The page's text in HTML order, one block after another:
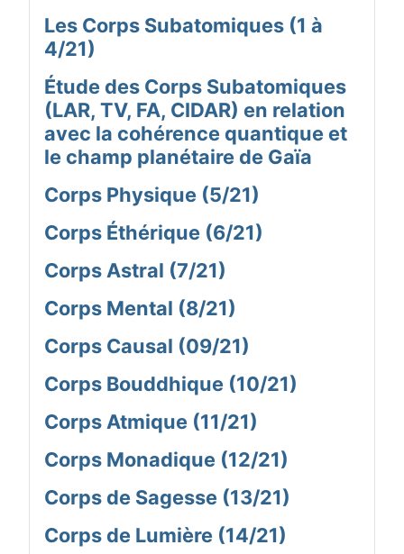
Les Corps Subatomiques (1 à
4/21)
Étude des Corps Subatomiques
(LAR, TV, FA, CIDAR) en relation
avec la cohérence quantique et
le champ planétaire de Gaïa
Corps Physique (5/21)
Corps Éthérique (6/21)
Corps Astral (7/21)
Corps Mental (8/21)
Corps Causal (09/21)
Corps Bouddhique (10/21)
Corps Atmique (11/21)
Corps Monadique (12/21)
Corps de Sagesse (13/21)
Corps de Lumière (14/21)